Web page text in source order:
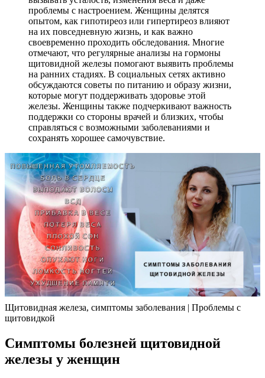
проблемы с настроением. Женщины делятся
опытом, как гипотиреоз или гипертиреоз влияют
на их повседневную жизнь, и как важно
своевременно проходить обследования. Многие
отмечают, что регулярные анализы на гормоны
щитовидной железы помогают выявить проблемы
на ранних стадиях. В социальных сетях активно
обсуждаются советы по питанию и образу жизни,
которые могут поддерживать здоровье этой
железы. Женщины также подчеркивают важность
поддержки со стороны врачей и близких, чтобы
справляться с возможными заболеваниями и
сохранять хорошее самочувствие.
Щитовидная железа, симптомы заболевания | Проблемы с
щитовидкой
Симптомы болезней щитовидной
железы у женщин